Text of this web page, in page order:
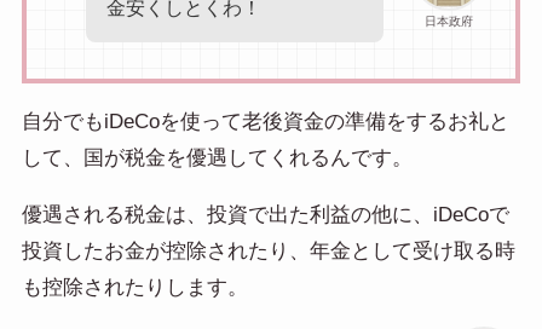
日本政府
金安くしとくわ！
自分でもiDeCoを使って老後資金の準備をするお礼と
して、国が税金を優遇してくれるんです。
優遇される税金は、投資で出た利益の他に、iDeCoで
投資したお金が控除されたり、年金として受け取る時
も控除されたりします。